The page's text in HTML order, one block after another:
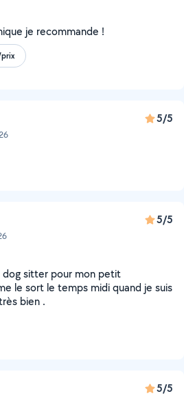
je recommande !
5/5
5/5
dog sitter pour mon petit
le sort le temps midi quand je suis
bien .
5/5